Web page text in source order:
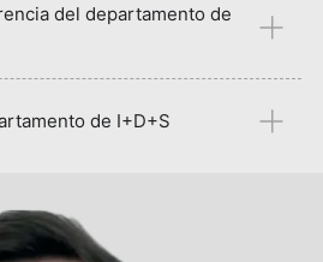
del departamento de
de I+D+S